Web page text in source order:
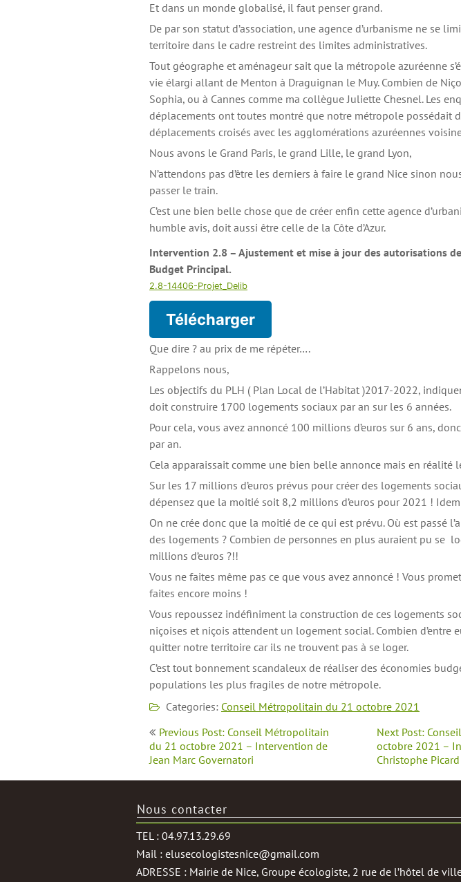
Et dans un monde globalisé, il faut penser grand.
De par son statut d’association, une agence d’urbanisme ne se
territoire dans le cadre restreint des limites administratives.
Tout géographe et aménageur sait que la métropole azuréenne
vie élargi allant de Menton à Draguignan le Muy. Combien de
Sophia, ou à Cannes comme ma collègue Juliette Chesnel. Les
déplacements ont toutes montré que notre métropole possédait
déplacements croisés avec les agglomérations azuréennes
Nous avons le Grand Paris, le grand Lille, le grand Lyon,
N’attendons pas d’être les derniers à faire le grand Nice sinon
passer le train.
C’est une bien belle chose que de créer enfin cette agence
humble avis, doit aussi être celle de la Côte d’Azur.
Intervention 2.8 – Ajustement et mise à jour des autorisations
Budget Principal.
2.8-14406-Projet_Delib
Télécharger
Que dire ? au prix de me répéter….
Rappelons nous,
Les objectifs du PLH ( Plan Local de l’Habitat )2017-2022,
doit construire 1700 logements sociaux par an sur les 6 années.
Pour cela, vous avez annoncé 100 millions d’euros sur 6 ans,
par an.
Cela apparaissait comme une bien belle annonce mais en réalité
Sur les 17 millions d’euros prévus pour créer des logements
dépensez que la moitié soit 8,2 millions d’euros pour 2021 !
On ne crée donc que la moitié de ce qui est prévu. Où est passé
des logements ? Combien de personnes en plus auraient pu se
millions d’euros ?!!
Vous ne faites même pas ce que vous avez annoncé ! Vous
faites encore moins !
Vous repoussez indéfiniment la construction de ces logements
niçoises et niçois attendent un logement social. Combien d’entre
quitter notre territoire car ils ne trouvent pas à se loger.
C’est tout bonnement scandaleux de réaliser des économies
populations les plus fragiles de notre métropole.
Categories: Conseil Métropolitain du 21 octobre 2021
Navigation
de
l’article
Previous Post: Conseil Métropolitain
du 21 octobre 2021 – Intervention de
Jean Marc Governatori
Next Post:
octobre 2021 –
Christophe Picard
Nous contacter
TEL : 04.97.13.29.69
Mail : elusecologistesnice@gmail.com
ADRESSE : Mairie de Nice, Groupe écologiste, 2 rue de l’hôtel de